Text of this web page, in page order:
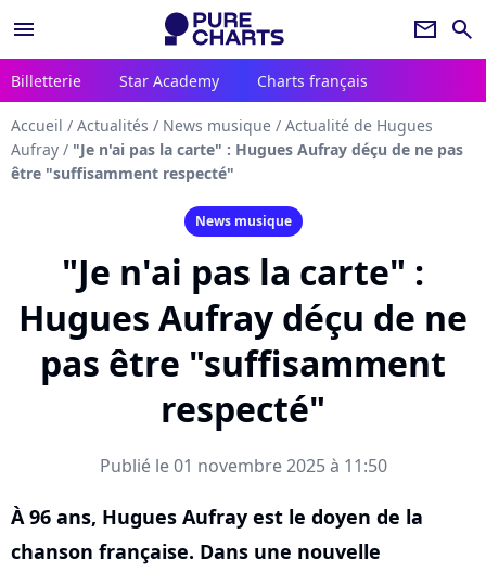
menu newsletter search
Billetterie Star Academy Charts français
Accueil / Actualités / News musique / Actualité de Hugues
Aufray / "Je n'ai pas la carte" : Hugues Aufray déçu de ne pas
être "suffisamment respecté"
News musique
"Je n'ai pas la carte" :
Hugues Aufray déçu de ne
pas être "suffisamment
respecté"
Publié le 01 novembre 2025 à 11:50
À 96 ans, Hugues Aufray est le doyen de la
chanson française. Dans une nouvelle